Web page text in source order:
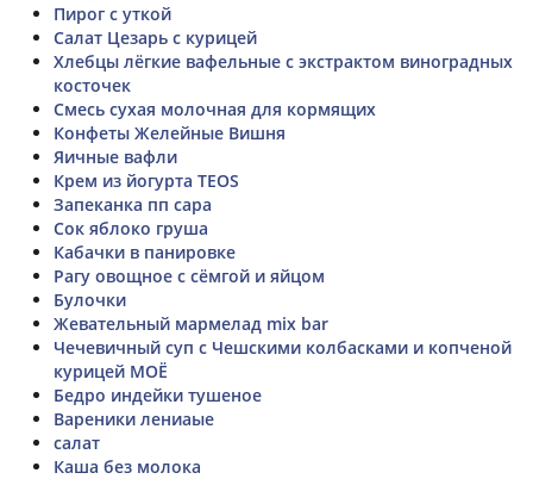
Пирог с уткой
Салат Цезарь с курицей
Хлебцы лёгкие вафельные с экстрактом виноградных
косточек
Смесь сухая молочная для кормящих
Конфеты Желейные Вишня
Яичные вафли
Крем из йогурта TEOS
Запеканка пп сара
Сок яблоко груша
Кабачки в панировке
Рагу овощное с сёмгой и яйцом
Булочки
Жевательный мармелад mix bar
Чечевичный суп с Чешскими колбасками и копченой
курицей МОЁ
Бедро индейки тушеное
Вареники лениаые
салат
Каша без молока